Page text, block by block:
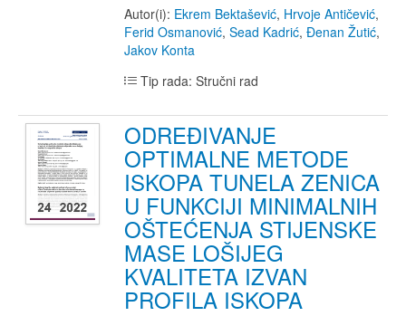
Autor(i): Ekrem Bektašević, Hrvoje Antičević,
Ferid Osmanović, Sead Kadrić, Đenan Žutić,
Jakov Konta
Tip rada: Stručni rad
ODREĐIVANJE
OPTIMALNE METODE
ISKOPA TUNELA ZENICA
U FUNKCIJI MINIMALNIH
OŠTEĆENJA STIJENSKE
MASE LOŠIJEG
KVALITETA IZVAN
PROFILA ISKOPA